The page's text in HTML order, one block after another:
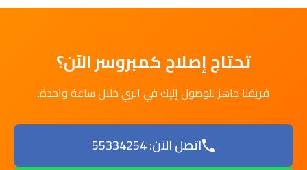
تحتاج إصلاح كمبروسر الآن؟
فريقنا جاهز للوصول إليك في الري خلال ساعة واحدة.
اتصل الآن: 55334254